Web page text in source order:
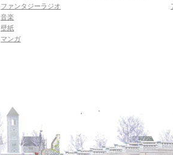
ファンタジーラジオ
音楽
壁紙
マンガ